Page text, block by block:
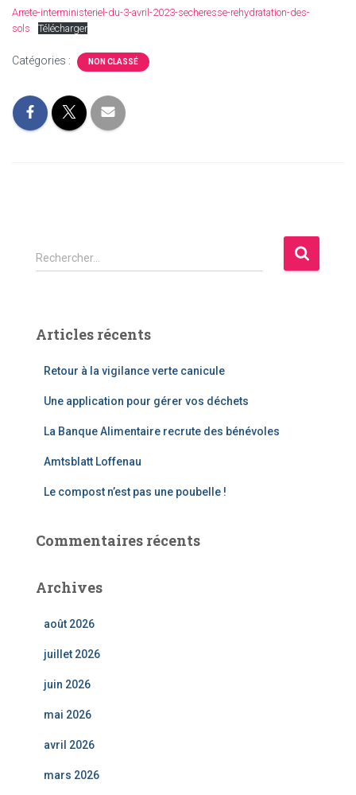
Arrete-interministeriel-du-3-avril-2023-secheresse-rehydratation-des-
sols
Télécharger
Catégories : NON CLASSÉ
Rechercher…
Articles récents
Retour à la vigilance verte canicule
Une application pour gérer vos déchets
La Banque Alimentaire recrute des bénévoles
Amtsblatt Loffenau
Le compost n’est pas une poubelle !
Commentaires récents
Archives
août 2026
juillet 2026
juin 2026
mai 2026
avril 2026
mars 2026